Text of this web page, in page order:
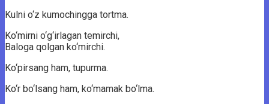
Kulni o‘z kumochingga tortma.
Ko‘mirni o‘g‘irlagan temirchi,
Baloga qolgan ko‘mirchi.
Ko‘pirsang ham, tupurma.
Ko‘r bo‘lsang ham, ko‘mamak bo‘lma.